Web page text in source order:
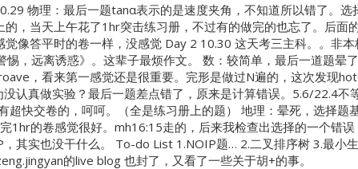
物理：最后一题tanα表示的是速度夹角，不知道所以错了。
，当天上午花了1hr突击练习册，不过有的做完的也忘了。后
像答平时的卷一样，没感觉 Day 2 10.30 这天考三主科。。非
，远离诱惑》。这辈子最烦作文。 数：较简单，最后一道题
，看来第一感觉还是很重要。完形是做过N遍的，这次发现
认真做实验？最后一题差点错了，原来是计算错误。5.6/22.4
超快交卷的，呵呵。（全是练习册上的题） 地理：晕死，选择
1hr的卷感觉很好。mh16:15走的，后来我检查出选择的一个
其实也没干什么。 To-do List 1.NOIP题… 2.二叉排序树 3.最小
的live blog 也封了，又看了一些关于胡+的事。